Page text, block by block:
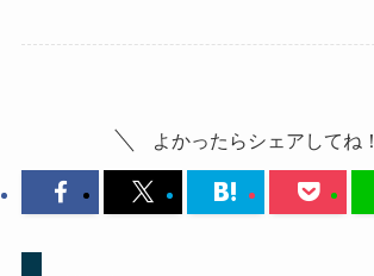
よかったらシェアしてね！